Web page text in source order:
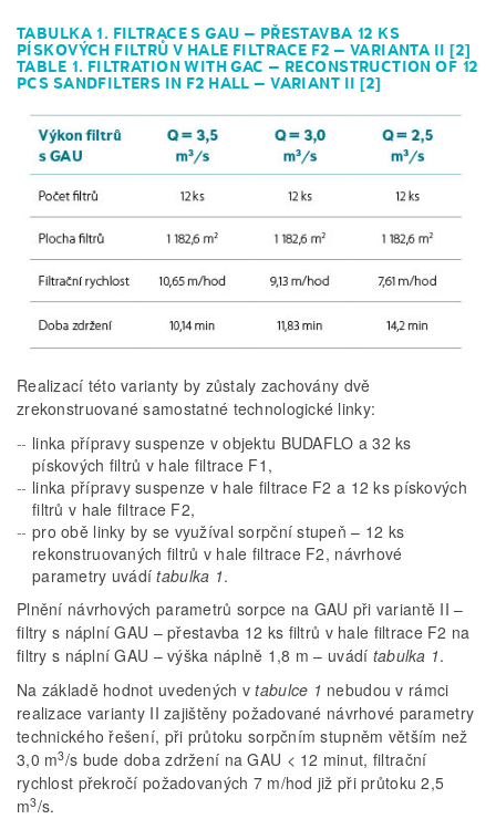
TABULKA 1. FILTRACE S GAU – PŘESTAVBA 12 KS
PÍSKOVÝCH FILTRŮ V HALE FILTRACE F2 – VARIANTA II [2]
TABLE 1. FILTRATION WITH GAC – RECONSTRUCTION OF 12
PCS SANDFILTERS IN F2 HALL – VARIANT II [2]
Realizací této varianty by zůstaly zachovány dvě
zrekonstruované samostatné technologické linky:
linka přípravy suspenze v objektu BUDAFLO a 32 ks
pískových filtrů v hale filtrace F1,
linka přípravy suspenze v hale filtrace F2 a 12 ks pískových
filtrů v hale filtrace F2,
pro obě linky by se využíval sorpční stupeň – 12 ks
rekonstruovaných filtrů v hale filtrace F2, návrhové
parametry uvádítabulka 1.
Plnění návrhových parametrů sorpce na GAU při variantě II –
filtry s náplní GAU – přestavba 12 ks filtrů v hale filtrace F2 na
filtry s náplní GAU – výška náplně 1,8 m – uvádí tabulka 1.
Na základě hodnot uvedených vtabulce 1 nebudou v rámci
realizace varianty II zajištěny požadované návrhové parametry
technického řešení, při průtoku sorpčním stupněm větším než
3,0 m3/s bude doba zdržení na GAU < 12 minut, filtrační
rychlost překročí požadovaných 7 m/hod již při průtoku 2,5
m3/s.